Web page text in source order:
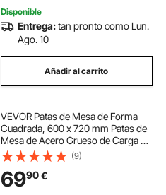
Disponible
Entrega:tan pronto como Lun.
Ago. 10
Añadir al carrito
VEVOR Patas de Mesa de Forma
Cuadrada, 600 x 720 mm Patas de
Mesa de Acero Grueso de Carga de
1000 kg, Conjunto de 2 Patas de
Mesa, Patas de Varias Mesas para
Mesas de Café, Mesas Auxiliares,
Sillones
(9)
6990€